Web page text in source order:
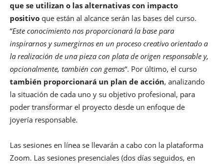
que se utilizan o las alternativas con impacto
positivo que están al alcance serán las bases del curso.
“Este conocimiento nos proporcionará la base para
inspirarnos y sumergirnos en un proceso creativo orientado a
la realización de una pieza con plata de origen responsable y,
opcionalmente, también con gemas“. Por último, el curso
también proporcionará un plan de acción, analizando
la situación de cada uno y su objetivo profesional, para
poder transformar el proyecto desde un enfoque de
joyería responsable.
Las sesiones en línea se llevarán a cabo con la plataforma
Zoom. Las sesiones presenciales (dos días seguidos, en